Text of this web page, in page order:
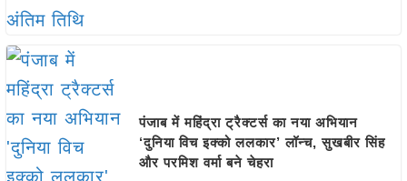
पंजाब में महिंद्रा ट्रैक्टर्स का नया अभियान
‘दुनिया विच इक्को ललकार’ लॉन्च, सुखबीर सिंह
और परमिश वर्मा बने चेहरा